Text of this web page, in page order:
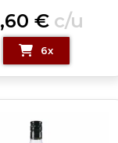
€ c/u
6x